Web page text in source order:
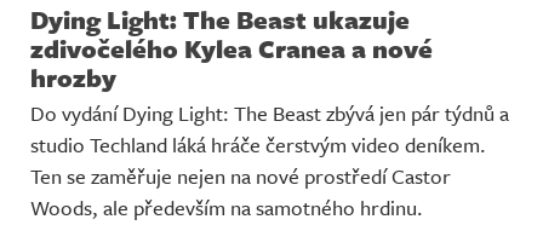
Dying Light: The Beast ukazuje
zdivočelého Kylea Cranea a nové
hrozby
Do vydání Dying Light: The Beast zbývá jen pár týdnů a
studio Techland láká hráče čerstvým video deníkem.
Ten se zaměřuje nejen na nové prostředí Castor
Woods, ale především na samotného hrdinu.